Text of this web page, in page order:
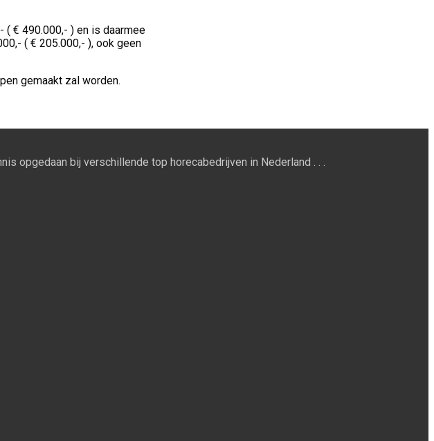
( € 490.000,- ) en is daarmee
( € 205.000,- ), ook geen
gemaakt zal worden.
opgedaan bij verschillende top horecabedrijven in Nederland . . .